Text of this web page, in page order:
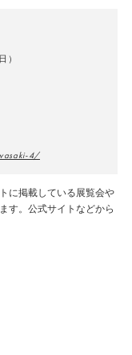
）
4/
に掲載している展覧会や
す。公式サイトなどから